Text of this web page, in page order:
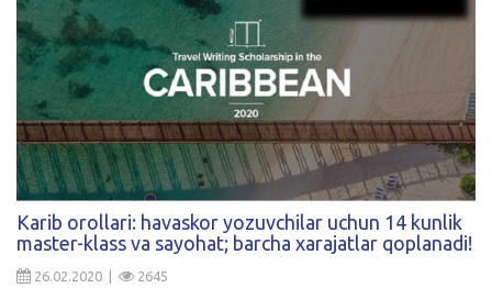
Blog
Yana
Qidirish
Kirish
Karib orollari: havaskor yozuvchilar uchun 14 kunlik
master-klass va sayohat; barcha xarajatlar qoplanadi!
26.02.2020 | 2645